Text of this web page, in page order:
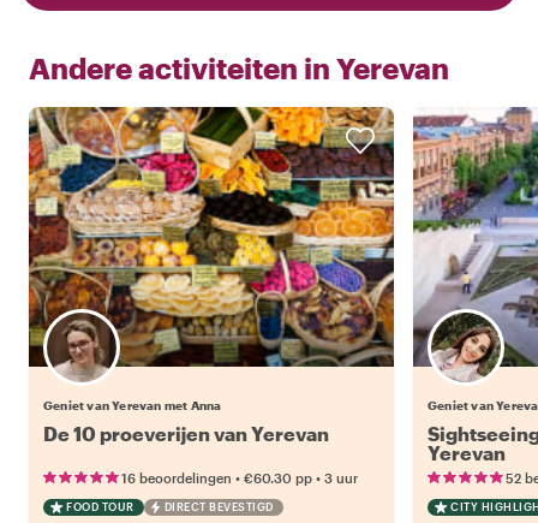
Andere activiteiten in Yerevan
Geniet van Yerevan met Anna
De 10 proeverijen van Yerevan
16 beoordelingen • €60.30 pp • 3 uur
FOOD TOUR DIRECT BEVESTIGD
Geniet van
Yerevan
52
CITY